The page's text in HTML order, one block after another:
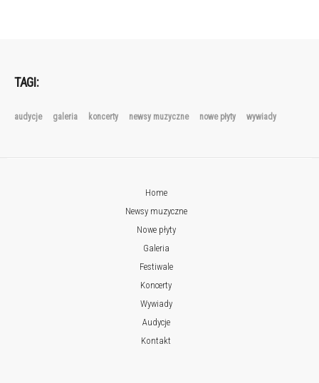
TAGI:
audycje galeria koncerty newsy muzyczne nowe płyty wywiady
Home
Newsy muzyczne
Nowe płyty
Galeria
Festiwale
Koncerty
Wywiady
Audycje
Kontakt